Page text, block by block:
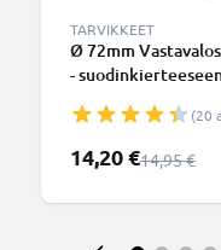
TARVIKKEET
Ø 72mm
-
CELLONIC
(20
Erikoishinta
14,20 €Normaali
14,95 €